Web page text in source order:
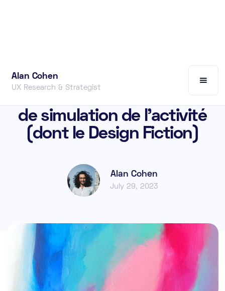
Alan Cohen
UX Research & Strategist
de simulation de l'activité
(dont le Design Fiction)
Alan Cohen
July 29, 2023